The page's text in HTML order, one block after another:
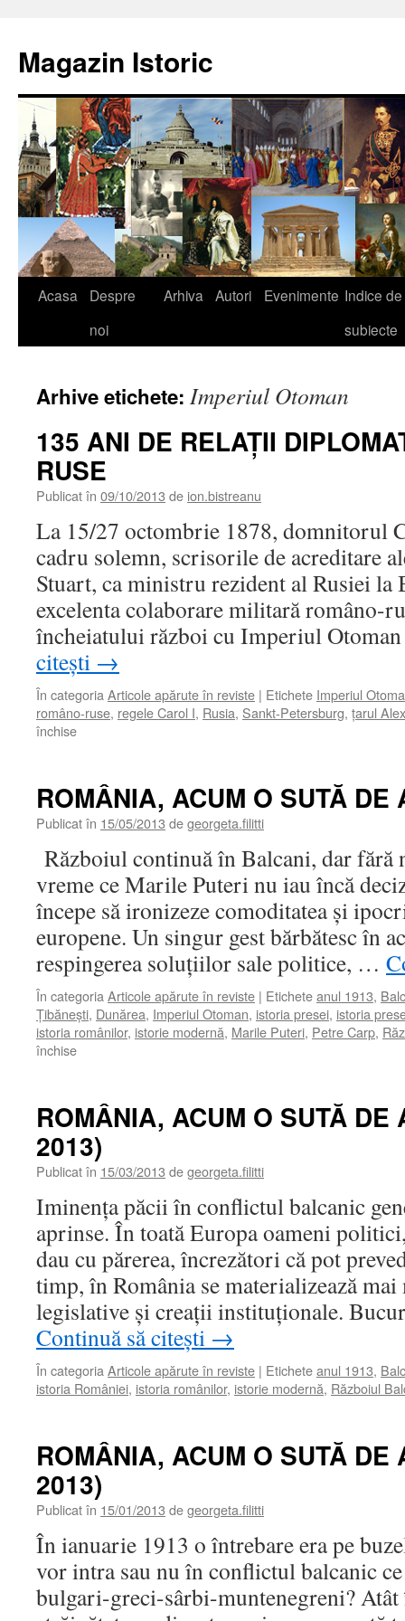
conținut
Magazin Istoric
Acasa
Despre
noi
Arhiva Autori Evenimente Indice de
subiecte
Arhive etichete: Imperiul Otoman
135 ANI DE RELAŢII
RUSE
Publicat în 09/10/2013 de ion.bistreanu
La 15/27 octombrie 1878, domnitorul
cadru solemn, scrisorile de acreditare
Stuart, ca ministru rezident al Rusiei
excelenta colaborare militară româno-
încheiatului război cu Imperiul
citești →
În categoria Articole apărute în reviste | Etichete Imperiul
româno-ruse, regele Carol I, Rusia, Sankt-Petersburg, ţarul
închisepentru
RELAŢII
DIPLOMATICE
RUSE
ROMÂNIA, ACUM O SUTĂ DE
Publicat în 15/05/2013 degeorgeta.filitti
Războiul continuă în Balcani, dar fără
vreme ce Marile Puteri nu iau încă
începe să ironizeze comoditatea şi
europene. Un singur gest bărbătesc în
respingerea soluţiilor sale politice, …
În categoria Articole apărute în reviste | Eticheteanul 1913,
Ţibăneşti, Dunărea, Imperiul Otoman, istoria presei, istoria
istoria românilor, istorie modernă, Marile Puteri, Petre Carp,
închisepentru
SUTĂ
DE
ANI
ROMÂNIA, ACUM O SUTĂ DE
2013)
Publicat în 15/03/2013 degeorgeta.filitti
Iminenţa păcii în conflictul balcanic
aprinse. În toată Europa oameni
dau cu părerea, încrezători că pot
timp, în România se materializează
legislative şi creaţii instituţionale.
Continuă să citești →
În categoria Articole apărute în reviste | Eticheteanul 1913,
istoria României, istoria românilor, istorie modernă, Războiul
ROMÂNIA, ACUM O SUTĂ DE
2013)
Publicat în 15/01/2013 degeorgeta.filitti
În ianuarie 1913 o întrebare era pe
vor intra sau nu în conflictul balcanic
bulgari-greci-sârbi-muntenegreni? Atât